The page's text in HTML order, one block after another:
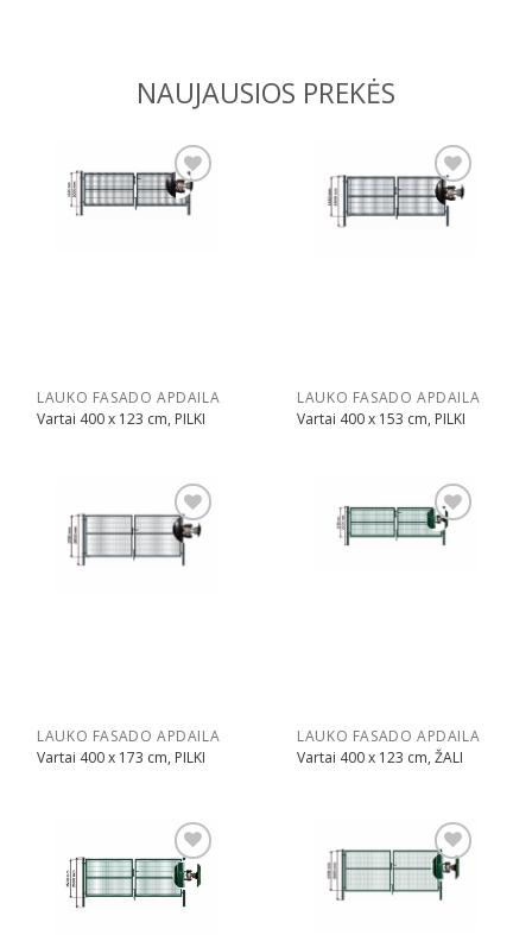
NAUJAUSIOS PREKĖS
Pridėti
LAUKO FASADO APDAILA
Vartai 400 x 123 cm, PILKI
Pridėti
LAUKO FASADO APDAILA
Vartai 400 x 153 cm, PILKI
Pridėti
LAUKO FASADO APDAILA
Vartai 400 x 173 cm, PILKI
Pridėti
LAUKO FASADO APDAILA
Vartai 400 x 123 cm, ŽALI
Pridėti Pridėti